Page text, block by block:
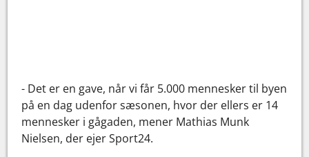
- Det er en gave, når vi får 5.000 mennesker til byen
på en dag udenfor sæsonen, hvor der ellers er 14
mennesker i gågaden, mener Mathias Munk
Nielsen, der ejer Sport24.